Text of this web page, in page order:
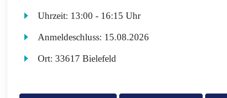
Uhrzeit: 13:00 - 16:15 Uhr
Anmeldeschluss: 15.08.2026
Ort: 33617 Bielefeld